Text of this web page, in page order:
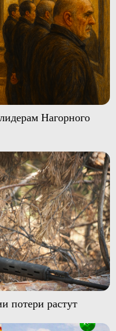
Нагорного
потери растут